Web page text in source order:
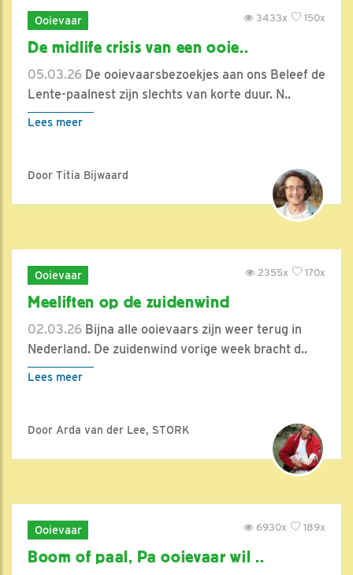
Ooievaar 150x
3433x
De midlife crisis van een ooie..
05.03.26 De ooievaarsbezoekjes aan ons Beleef de
Lente-paalnest zijn slechts van korte duur. N..
Lees meer
Door Titia Bijwaard
Ooievaar 170x
2355x
Meeliften op de zuidenwind
02.03.26 Bijna alle ooievaars zijn weer terug in
Nederland. De zuidenwind vorige week bracht d..
Lees meer
Door Arda van der Lee, STORK
Ooievaar 189x
6930x
Boom of paal, Pa ooievaar wil ..